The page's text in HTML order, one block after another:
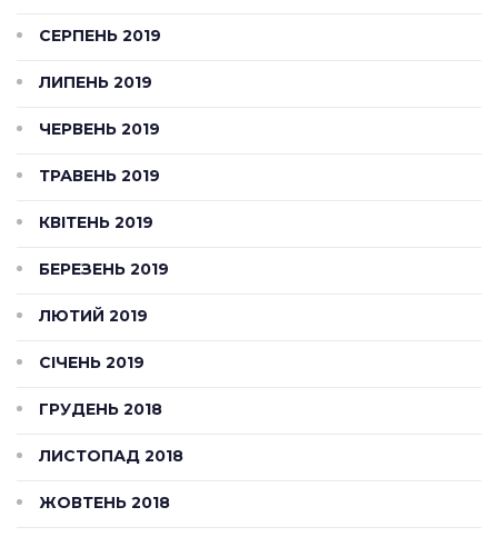
СЕРПЕНЬ 2019
ЛИПЕНЬ 2019
ЧЕРВЕНЬ 2019
ТРАВЕНЬ 2019
КВІТЕНЬ 2019
БЕРЕЗЕНЬ 2019
ЛЮТИЙ 2019
СІЧЕНЬ 2019
ГРУДЕНЬ 2018
ЛИСТОПАД 2018
ЖОВТЕНЬ 2018